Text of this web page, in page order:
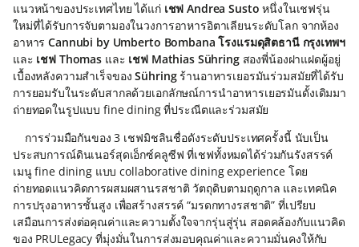
แนวหน้าของประเทศไทย ได้แก่ เชฟ Andrea Susto หนึ่งในเชฟรุ่น
ใหม่ที่ได้รับการจับตามองในวงการอาหารอิตาเลียนระดับโลก จากห้อง
อาหารCannubi by Umberto Bombana โรงแรมดุสิตธานี กรุงเทพฯ
และ เชฟ Thomas และ เชฟ Mathias Sühringสองพี่น้องฝาแฝดผู้อยู่
เบื้องหลังความสำเร็จของSühringร้านอาหารเยอรมันร่วมสมัยที่ได้รับ
การยอมรับในระดับสากลด้วยเอกลักษณ์การนำอาหารเยอรมันดั้งเดิมมา
ถ่ายทอดในรูปแบบ fine dining ที่ประณีตและร่วมสมัย
การร่วมมือกันของ 3 เชฟมิชลินชื่อดังระดับประเทศครั้งนี้ นับเป็น
ประสบการณ์ดินเนอร์สุดเอ็กซ์คลูซีฟ ที่เชฟทั้งหมดได้ร่วมกันรังสรรค์
เมนู fine dining แบบ collaborative dining experience โดย
ถ่ายทอดแนวคิดการผสมผสานรสชาติ วัตถุดิบตามฤดูกาล และเทคนิค
การปรุงอาหารชั้นสูง เพื่อสร้างสรรค์ “มรดกทางรสชาติ” ที่เปรียบ
เสมือนการส่งต่อคุณค่าและความตั้งใจจากรุ่นสู่รุ่น สอดคล้องกับแนวคิด
ของ PRULegacy ที่มุ่งมั่นในการส่งมอบคุณค่าและความมั่นคงให้กับ